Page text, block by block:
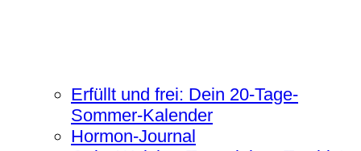
Erfüllt und frei: Dein 20-Tage-
Sommer-Kalender
Hormon-Journal